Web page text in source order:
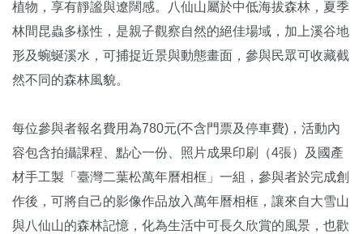
植物，享有靜謐與遼闊感。八仙山屬於中低海拔森林，夏季
林間昆蟲多樣性，是親子觀察自然的絕佳場域，加上溪谷地
形及蜿蜒溪水，可捕捉近景與動態畫面，參與民眾可收藏截
然不同的森林風貌。
每位參與者報名費用為780元(不含門票及停車費)，活動內
容包含拍攝課程、點心一份、照片成果印刷（4張）及國產
材手工製「臺灣二葉松萬年曆相框」一組，參與者於完成創
作後，可將自己的影像作品放入萬年曆相框，讓來自大雪山
與八仙山的森林記憶，化為生活中可長久欣賞的風景，也歡